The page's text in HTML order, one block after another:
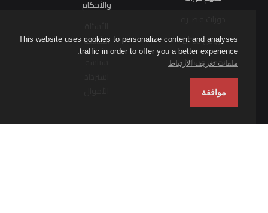
This website uses cookies to personalize content and analyses
traffic in order to offer you a better experience.
ملفات تعريف الارتباط
موافقة
دروس BTEC
تجهيز مشاغل
والأحكام
الشائعة